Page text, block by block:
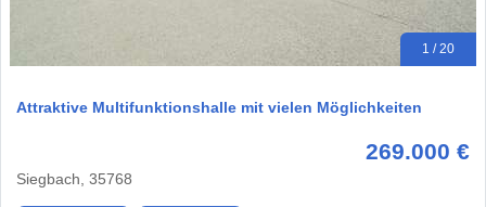
1 / 20
Attraktive Multifunktionshalle mit vielen Möglichkeiten
269.000 €
Siegbach, 35768